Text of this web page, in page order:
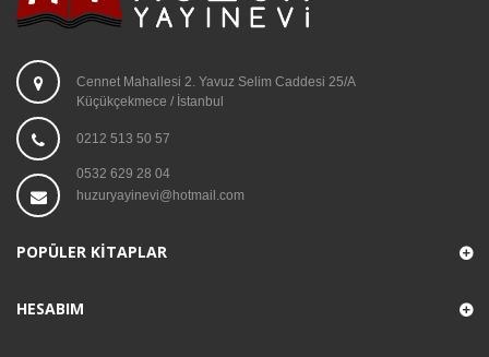
Cennet Mahallesi 2. Yavuz Selim Caddesi 25/A
Küçükçekmece / İstanbul
0212 513 50 57
0532 629 28 04
huzuryayinevi@hotmail.com
POPÜLER KITAPLAR
HESABIM